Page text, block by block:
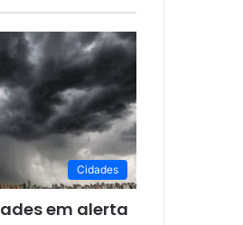
Cidades
em alerta